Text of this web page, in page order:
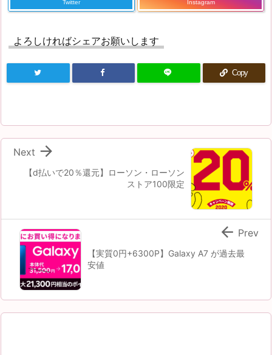
Twitter Instagram
よろしければシェアお願いします
Copy
【d払いで20％還元】ローソン・ローソン
ストア100限定

Next
【実質0円+6300P】Galaxy A7 が過去最
安値
 Prev